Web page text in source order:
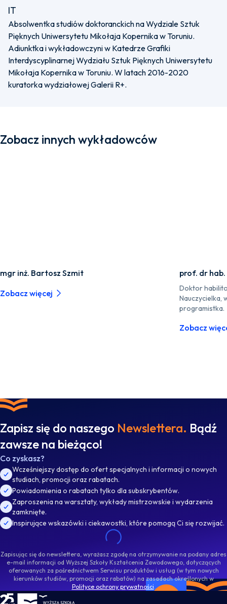
IT
Absolwentka studiów doktoranckich na Wydziale Sztuk
Pięknych Uniwersytetu Mikołaja Kopernika w Toruniu.
Adiunktka i wykładowczyni w Katedrze Grafiki
Interdyscyplinarnej Wydziału Sztuk Pięknych Uniwersytetu
Mikołaja Kopernika w Toruniu. W latach 2016-2020
kuratorka wydziałowej Galerii R+.
Zobacz innych wykładowców
mgr inż. Bartosz Szmit
Zobacz więcej
prof. dr
Doktor
Nauczycielka,
programistka.
Zobacz
Zapisz się do naszego Newslettera. Bądź
zawsze na bieżąco!
Co zyskasz?
Wcześniejszy dostęp do ofert specjalnych i informacji o nowych
studiach, promocji oraz rabatach.
Powiadomienia o rabatach tylko dla subskrybentów.
Zaproszenia na warsztaty, wykłady mistrzowskie i wydarzenia
zamknięte.
Inspirujące wskazówki i ciekawostki, które pomogą Ci się rozwijać.
Zapisując się do newslettera, wyrażasz zgodę na otrzymywanie na podany adres
e-mail informacji od Wyższej Szkoły Kształcenia Zawodowego, dotyczących
oferowanych za pośrednictwem Serwisu produktów i usług (w tym nowych
kierunków studiów, promocji oraz rabatów) na zasadach określonych w
Polityce ochrony prywatności.
WSKZ - strona główna